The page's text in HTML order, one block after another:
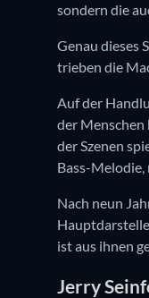
sondern die
Genau dieses
trieben die
Auf der
der
der Szenen
Bass-Melodie,
Nach neun
ist aus ihnen
Jerry